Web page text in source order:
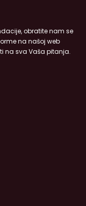
obratite nam se
na našoj web
na sva Vaša pitanja.